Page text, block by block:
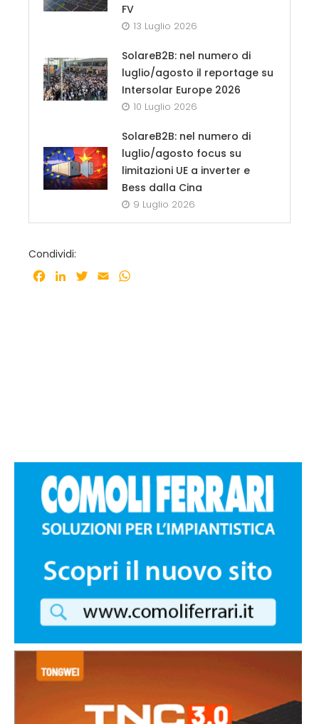
FV
13 Luglio 2026
SolareB2B: nel numero di
luglio/agosto il reportage su
Intersolar Europe 2026
10 Luglio 2026
SolareB2B: nel numero di
luglio/agosto focus su
limitazioni UE a inverter e
Bess dalla Cina
9 Luglio 2026
Condividi:
Facebook
LinkedInTwitter
Email